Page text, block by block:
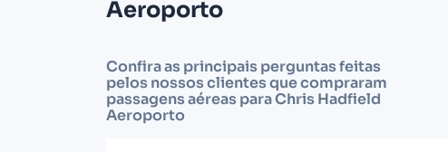
Aeroporto
Confira as principais perguntas feitas
pelos nossos clientes que compraram
passagens aéreas para Chris Hadfield
Aeroporto